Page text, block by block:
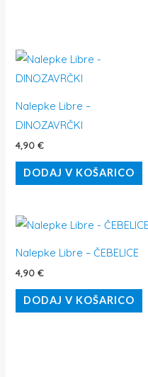
Nalepke Libre –
DINOZAVRČKI
4,90€
DODAJ V KOŠARICO
Nalepke Libre – ČEBELICE
4,90€
DODAJ V KOŠARICO